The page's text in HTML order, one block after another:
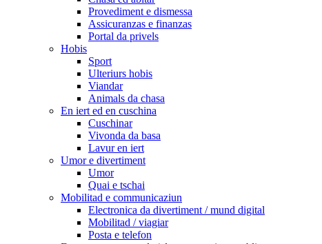
Provediment e dismessa
Assicuranzas e finanzas
Portal da privels
Hobis
Sport
Ulteriurs hobis
Viandar
Animals da chasa
En iert ed en cuschina
Cuschinar
Vivonda da basa
Lavur en iert
Umor e divertiment
Umor
Quai e tschai
Mobilitad e communicaziun
Electronica da divertiment / mund digital
Mobilitad / viagiar
Posta e telefon